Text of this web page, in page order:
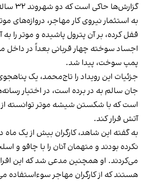
گزارش‌ها
به استثمار نیروی کار مهاجر، دروازه‌های
قفل کرده، بر آن پترول پاشیده و موتر را
اجساد سوخته چهار قربانی بعداً در داخل
پمپ سوخت، پیدا شد.
جزئیات این رویداد را تاج‌محمد، یک
جان سالم به در برده است، در اختیار
است که با شکستن شیشه موتر توانسته
آتش فرار کند.
به گفته این شاهد، کارگران بیش از یک ماه
نکرده بودند و متهمان آنان را با چاقو و
می‌کردند. او همچنین مدعی شد که این
هستند که از کارگران مهاجر سوءاستفاده